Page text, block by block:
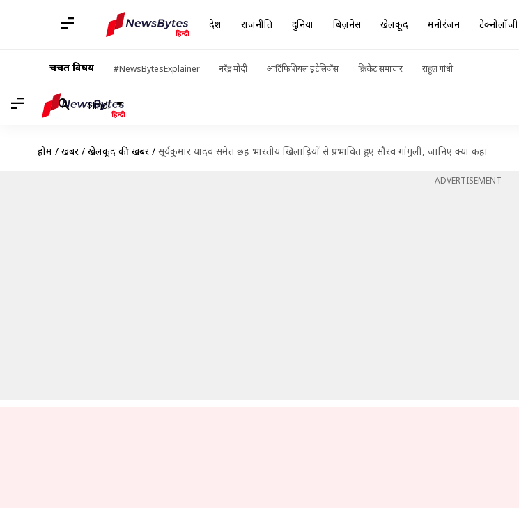
देश राजनीति दुनिया बिज़नेस खेलकूद मनोरंजन टेक्नोलॉजी
चर्चित विषय #NewsBytesExplainer नरेंद्र मोदी आर्टिफिशियल इंटेलिजेंस क्रिकेट समाचार राहुल गांधी
Hindi
होम / खबरें / खेलकूद की खबरें / सूर्यकुमार यादव समेत छह भारतीय खिलाड़ियों से प्रभावित हुए सौरव गांगुली, जानिए क्या कहा
ADVERTISEMENT